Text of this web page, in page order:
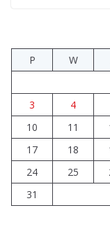
Prawie 20 tys.
mimo
P
W
3
4
10
11
17
18
24
25
31